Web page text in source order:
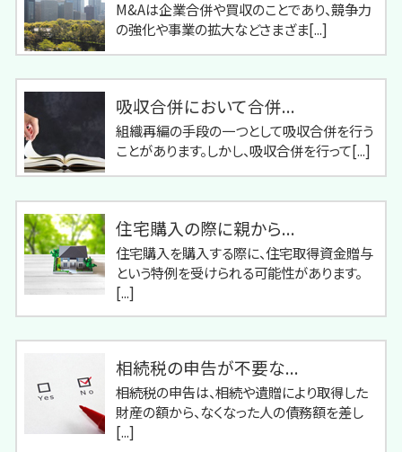
M&Aは企業合併や買収のことであり、競争力
の強化や事業の拡大などさまざま[...]
吸収合併において合併...
組織再編の手段の一つとして吸収合併を行う
ことがあります。しかし、吸収合併を行って[...]
住宅購入の際に親から...
住宅購入を購入する際に、住宅取得資金贈与
という特例を受けられる可能性があります。
[...]
相続税の申告が不要な...
相続税の申告は、相続や遺贈により取得した
財産の額から、なくなった人の債務額を差し
[...]